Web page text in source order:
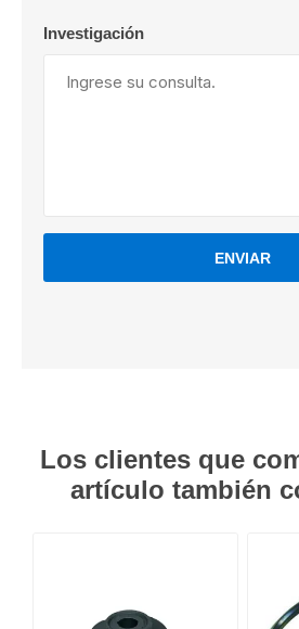
Investigación
ENVIAR
Los clientes que
artículo también